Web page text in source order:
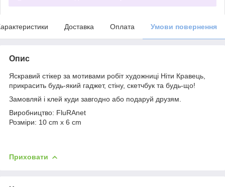
Доставка Оплата Умови повернення
Опис
Яскравий стікер за мотивами робіт художниці Ніти Кравець,
прикрасить будь-який гаджет, стіну, скетчбук та будь-що!
Замовляй і клей куди завгодно або подаруй друзям.
Виробництво: FluRAnet
Розміри: 10 cm x 6 cm
Приховати